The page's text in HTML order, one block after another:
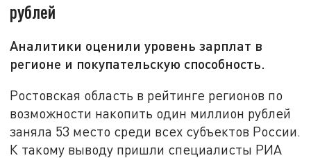
рублей
Аналитики оценили уровень зарплат в
регионе и покупательскую способность.
Ростовская область в рейтинге регионов по
возможности накопить один миллион рублей
заняла 53 место среди всех субъектов России.
К такому выводу пришли специалисты РИА